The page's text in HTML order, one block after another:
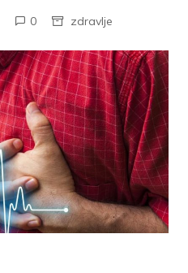
0 zdravlje